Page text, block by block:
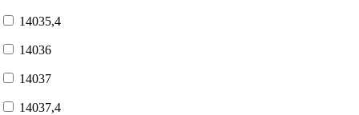
14035,4
14036
14037
14037,4